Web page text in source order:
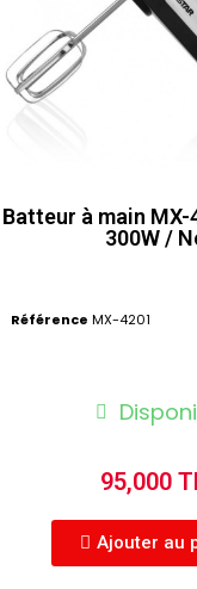
Batteur à main
300W /
Référence MX-4201
95,000
Ajouter au